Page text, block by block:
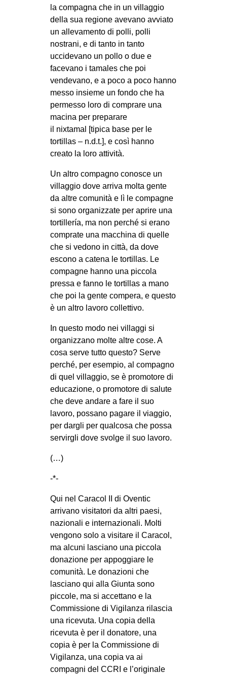
la compagna che in un villaggio
della sua regione avevano avviato
un allevamento di polli, polli
nostrani, e di tanto in tanto
uccidevano un pollo o due e
facevano i tamales che poi
vendevano, e a poco a poco hanno
messo insieme un fondo che ha
permesso loro di comprare una
macina per preparare
il nixtamal [tipica base per le
tortillas – n.d.t.], e così hanno
creato la loro attività.
Un altro compagno conosce un
villaggio dove arriva molta gente
da altre comunità e lì le compagne
si sono organizzate per aprire una
tortillería, ma non perché si erano
comprate una macchina di quelle
che si vedono in città, da dove
escono a catena le tortillas. Le
compagne hanno una piccola
pressa e fanno le tortillas a mano
che poi la gente compera, e questo
è un altro lavoro collettivo.
In questo modo nei villaggi si
organizzano molte altre cose. A
cosa serve tutto questo? Serve
perché, per esempio, al compagno
di quel villaggio, se è promotore di
educazione, o promotore di salute
che deve andare a fare il suo
lavoro, possano pagare il viaggio,
per dargli per qualcosa che possa
servirgli dove svolge il suo lavoro.
(…)
-*-
Qui nel Caracol II di Oventic
arrivano visitatori da altri paesi,
nazionali e internazionali. Molti
vengono solo a visitare il Caracol,
ma alcuni lasciano una piccola
donazione per appoggiare le
comunità. Le donazioni che
lasciano qui alla Giunta sono
piccole, ma si accettano e la
Commissione di Vigilanza rilascia
una ricevuta. Una copia della
ricevuta è per il donatore, una
copia è per la Commissione di
Vigilanza, una copia va ai
compagni del CCRI e l’originale